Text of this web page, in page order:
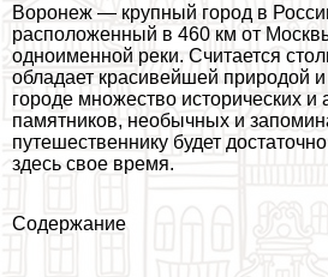
Воронеж — крупный город в
расположенный в 460 км от
одноименной реки. Считается
обладает красивейшей природой
городе множество исторических и
памятников, необычных и
путешественнику будет
здесь свое время.
Содержание